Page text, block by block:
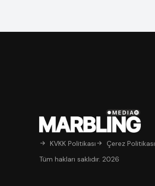
KVKK Politikası
Çerez Politikası
Tüm hakları saklıdır. 2026